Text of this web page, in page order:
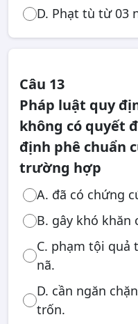
D. Phạt tù từ 03
Câu 13
Pháp luật quy
không có quyết
định phê chuẩn
trường hợp
A. đã có chứng
B. gây khó khăn
C. phạm tội quả
nã.
D. cần ngăn
trốn.